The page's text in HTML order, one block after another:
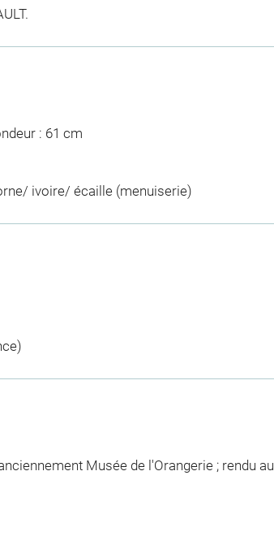
: 61 cm
ivoire/ écaille (menuiserie)
Musée de l'Orangerie ; rendu au